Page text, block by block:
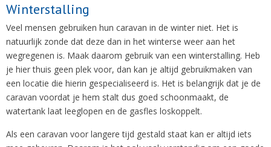
Winterstalling
Veel mensen gebruiken hun caravan in de winter niet. Het is
natuurlijk zonde dat deze dan in het winterse weer aan het
wegregenen is. Maak daarom gebruik van een winterstalling. Heb
je hier thuis geen plek voor, dan kan je altijd gebruikmaken van
een locatie die hierin gespecialiseerd is. Het is belangrijk dat je de
caravan voordat je hem stalt dus goed schoonmaakt, de
watertank laat leeglopen en de gasfles loskoppelt.
Als een caravan voor langere tijd gestald staat kan er altijd iets